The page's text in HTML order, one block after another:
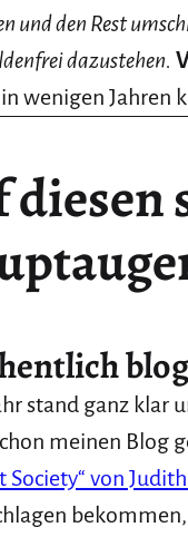
und den Rest
dazustehen.
wenigen Jahren
stand ganz klar
meinen Blog
Society“ von